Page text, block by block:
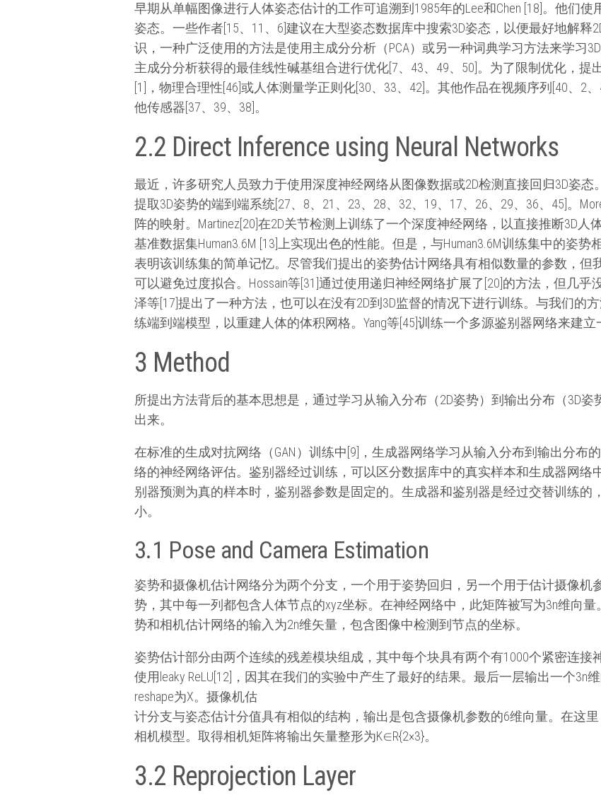
早期从单幅图像进行人体姿态估计的工作可追溯到1985年的Lee和Chen [18]。他们
姿态。一些作者[15、11、6]建议在大型姿态数据库中搜索3D姿态，以便最好地解释
识，一种广泛使用的方法是使用主成分分析（PCA）或另一种词典学习方法来学习
主成分分析获得的最佳线性碱基组合进行优化[7、43、49、50]。为了限制优化，提
[1]，物理合理性[46]或人体测量学正则化[30、33、42]。其他作品在视频序列[40、2
他传感器[37、39、38]。
2.2 Direct Inference using Neural Networks
最近，许多研究人员致力于使用深度神经网络从图像数据或2D检测直接回归3D姿
提取3D姿势的端到端系统[27、8、21、23、28、32、19、17、26、29、36、45]。
阵的映射。Martinez[20]在2D关节检测上训练了一个深度神经网络，以直接推断3D
基准数据集Human3.6M [13]上实现出色的性能。但是，与Human3.6M训练集中的姿
表明该训练集的简单记忆。尽管我们提出的姿势估计网络具有相似数量的参数，但
可以避免过度拟合。Hossain等[31]通过使用递归神经网络扩展了[20]的方法，但几乎
泽等[17]提出了一种方法，也可以在没有2D到3D监督的情况下进行训练。与我们的
练端到端模型，以重建人体的体积网格。Yang等[45]训练一个多源鉴别器网络来建立
3 Method
所提出方法背后的基本思想是，通过学习从输入分布（2D姿势）到输出分布（3D姿
出来。
在标准的生成对抗网络（GAN）训练中[9]，生成器网络学习从输入分布到输出分布
络的神经网络评估。鉴别器经过训练，可以区分数据库中的真实样本和生成器网络
别器预测为真的样本时，鉴别器参数是固定的。生成器和鉴别器是经过交替训练的
小。
3.1 Pose and Camera Estimation
姿势和摄像机估计网络分为两个分支，一个用于姿势回归，另一个用于估计摄像机
势，其中每一列都包含人体节点的xyz坐标。在神经网络中，此矩阵被写为3n维向
势和相机估计网络的输入为2n维矢量，包含图像中检测到节点的坐标。
姿势估计部分由两个连续的残差模块组成，其中每个块具有两个有1000个紧密连接
使用leaky ReLU[12]，因其在我们的实验中产生了最好的结果。最后一层输出一个3n
reshape为X。摄像机估
计分支与姿态估计分值具有相似的结构，输出是包含摄像机参数的6维向量。在这
相机模型。取得相机矩阵将输出矢量整形为K∈R{2×3}。
3.2 Reprojection Layer